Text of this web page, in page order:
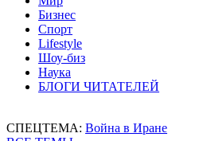
Бизнес
Спорт
Lifestyle
Шоу-биз
Наука
БЛОГИ ЧИТАТЕЛЕЙ
СПЕЦТЕМА: Война в Иране